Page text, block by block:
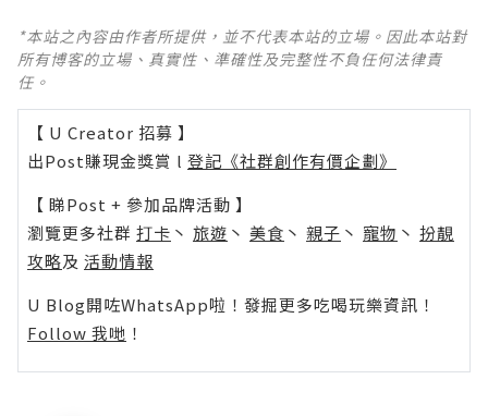
*本站之內容由作者所提供，並不代表本站的立場。因此本站對
所有博客的立場、真實性、準確性及完整性不負任何法律責
任。
【 U Creator 招募 】
出Post賺現金獎賞 l 登記《社群創作有價企劃》
【 睇Post + 參加品牌活動 】
瀏覽更多社群 打卡 丶 旅遊 丶 美食 丶 親子 丶 寵物 丶 扮靚
攻略及 活動情報
U Blog開咗WhatsApp啦！發掘更多吃喝玩樂資訊！
Follow 我哋 ！